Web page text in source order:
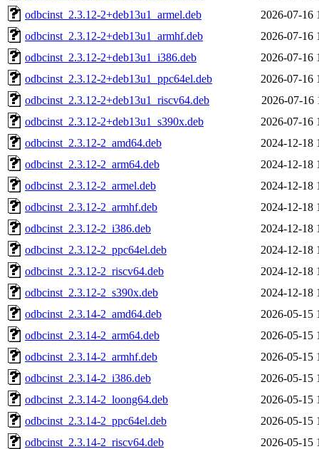
odbcinst_2.3.12-2+deb13u1_armel.deb
2026-07-16
odbcinst_2.3.12-2+deb13u1_armhf.deb
2026-07-16
odbcinst_2.3.12-2+deb13u1_i386.deb
2026-07-16
odbcinst_2.3.12-2+deb13u1_ppc64el.deb
2026-07-16
odbcinst_2.3.12-2+deb13u1_riscv64.deb
2026-07-16
odbcinst_2.3.12-2+deb13u1_s390x.deb
2026-07-16
odbcinst_2.3.12-2_amd64.deb
2024-12-18
odbcinst_2.3.12-2_arm64.deb
2024-12-18
odbcinst_2.3.12-2_armel.deb
2024-12-18
odbcinst_2.3.12-2_armhf.deb
2024-12-18
odbcinst_2.3.12-2_i386.deb
2024-12-18
odbcinst_2.3.12-2_ppc64el.deb
2024-12-18
odbcinst_2.3.12-2_riscv64.deb
2024-12-18
odbcinst_2.3.12-2_s390x.deb
2024-12-18
odbcinst_2.3.14-2_amd64.deb
2026-05-15
odbcinst_2.3.14-2_arm64.deb
2026-05-15
odbcinst_2.3.14-2_armhf.deb
2026-05-15
odbcinst_2.3.14-2_i386.deb
2026-05-15
odbcinst_2.3.14-2_loong64.deb
2026-05-15
odbcinst_2.3.14-2_ppc64el.deb
2026-05-15
odbcinst_2.3.14-2_riscv64.deb
2026-05-15